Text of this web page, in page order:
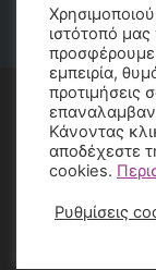
ιστότοπό μας
εμπειρία,
προτιμήσεις
Κάνοντας
αποδέχεστε
cookies.
Ρυθμίσεις